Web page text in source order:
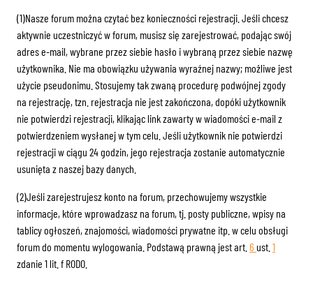
(1)Nasze forum można czytać bez konieczności rejestracji. Jeśli chcesz
aktywnie uczestniczyć w forum, musisz się zarejestrować, podając swój
adres e-mail, wybrane przez siebie hasło i wybraną przez siebie nazwę
użytkownika. Nie ma obowiązku używania wyraźnej nazwy; możliwe jest
użycie pseudonimu. Stosujemy tak zwaną procedurę podwójnej zgody
na rejestrację, tzn. rejestracja nie jest zakończona, dopóki użytkownik
nie potwierdzi rejestracji, klikając link zawarty w wiadomości e-mail z
potwierdzeniem wysłanej w tym celu. Jeśli użytkownik nie potwierdzi
rejestracji w ciągu 24 godzin, jego rejestracja zostanie automatycznie
usunięta z naszej bazy danych.
(2)Jeśli zarejestrujesz konto na forum, przechowujemy wszystkie
informacje, które wprowadzasz na forum, tj. posty publiczne, wpisy na
tablicy ogłoszeń, znajomości, wiadomości prywatne itp. w celu obsługi
forum do momentu wylogowania. Podstawą prawną jest art. 6 ust. 1
zdanie 1 lit. f RODO.